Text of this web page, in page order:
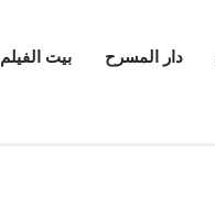
بيت الفيلم دار المسرح